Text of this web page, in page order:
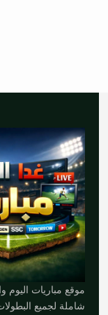
موقع مباريات اليوم
شاملة لجميع